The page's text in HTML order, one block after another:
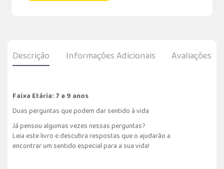
Descrição Informações Adicionais Avaliações
Faixa Etária: 7 a 9 anos
Duas perguntas que podem dar sentido à vida
Já pensou algumas vezes nessas perguntas?
Leia este livro e descubra respostas que o ajudarão a
encontrar um sentido especial para a sua vida!